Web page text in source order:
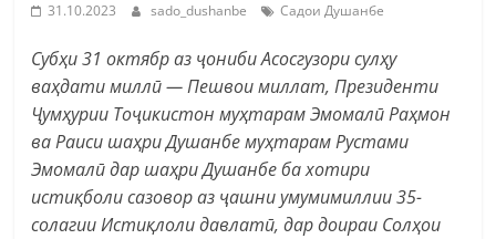
31.10.2023 sado_dushanbe Садои Душанбе
Субҳи 31 октябр аз ҷониби Асосгузори сулҳу
ваҳдати миллӣ — Пешвои миллат, Президенти
Ҷумҳурии Тоҷикистон муҳтарам Эмомалӣ Раҳмон
ва Раиси шаҳри Душанбе муҳтарам Рустами
Эмомалӣ дар шаҳри Душанбе ба хотири
истиқболи сазовор аз ҷашни умумимиллии 35-
солагии Истиқлоли давлатӣ, дар доираи Солҳои